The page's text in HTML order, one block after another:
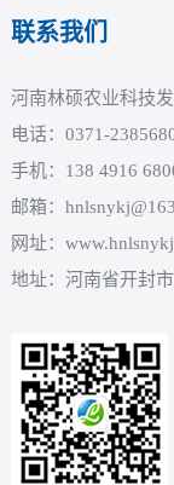
联系我们
河南林硕农业科技
电话：0371-
手机：138 4916
邮箱：
网址：
地址：河南省开封